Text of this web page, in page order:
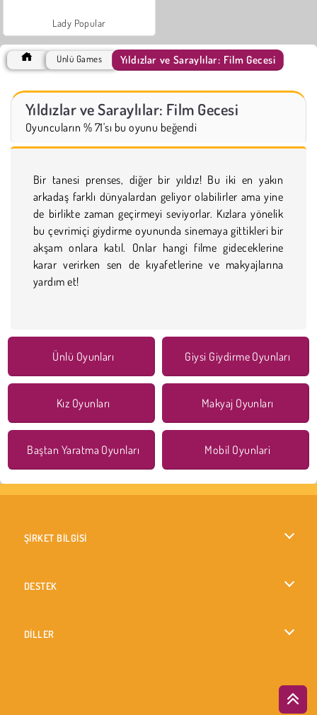
Lady Popular
Ünlü Games Yıldızlar ve Saraylılar: Film Gecesi
Yıldızlar ve Saraylılar: Film Gecesi
Oyuncuların % 71'sı bu oyunu beğendi
Bir tanesi prenses, diğer bir yıldız! Bu iki en yakın
arkadaş farklı dünyalardan geliyor olabilirler ama yine
de birlikte zaman geçirmeyi seviyorlar. Kızlara yönelik
bu çevrimiçi giydirme oyununda sinemaya gittikleri bir
akşam onlara katıl. Onlar hangi filme gideceklerine
karar verirken sen de kıyafetlerine ve makyajlarına
yardım et!
Ünlü Oyunları Giysi Giydirme Oyunları
Kız Oyunları Makyaj Oyunları
Baştan Yaratma Oyunları Mobil Oyunlari
ŞİRKET BİLGİSİ
DESTEK
DİLLER